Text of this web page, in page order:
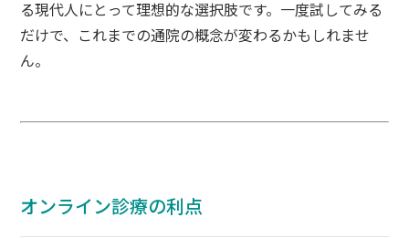
る現代人にとって理想的な選択肢です。一度試してみる
だけで、これまでの通院の概念が変わるかもしれませ
ん。
オンライン診療の利点